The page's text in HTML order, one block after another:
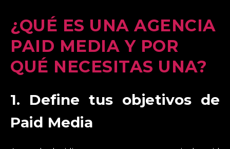
¿QUÉ ES UNA AGENCIA
PAID MEDIA Y POR
QUÉ NECESITAS UNA?
1. Define tus objetivos de
Paid Media